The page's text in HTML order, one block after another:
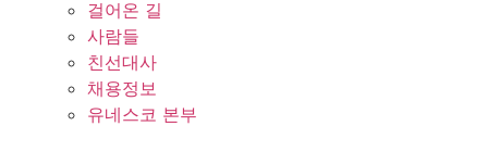
걸어온 길
사람들
친선대사
채용정보
유네스코 본부